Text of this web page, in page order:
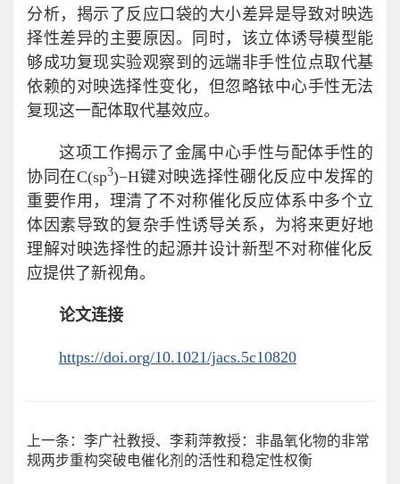
分析，揭示了反应口袋的大小差异是导致对映选
择性差异的主要原因。同时，该立体诱导模型能
够成功复现实验观察到的远端非手性位点取代基
依赖的对映选择性变化，但忽略铱中心手性无法
复现这一配体取代基效应。
这项工作揭示了金属中心手性与配体手性的
协同在C(sp3)−H键对映选择性硼化反应中发挥的
重要作用，理清了不对称催化反应体系中多个立
体因素导致的复杂手性诱导关系，为将来更好地
理解对映选择性的起源并设计新型不对称催化反
应提供了新视角。
论文连接
https://doi.org/10.1021/jacs.5c10820
上一条：李广社教授、李莉萍教授：非晶氧化物的非常
规两步重构突破电催化剂的活性和稳定性权衡